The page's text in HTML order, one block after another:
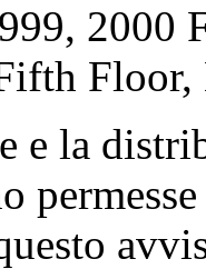
2000
e la